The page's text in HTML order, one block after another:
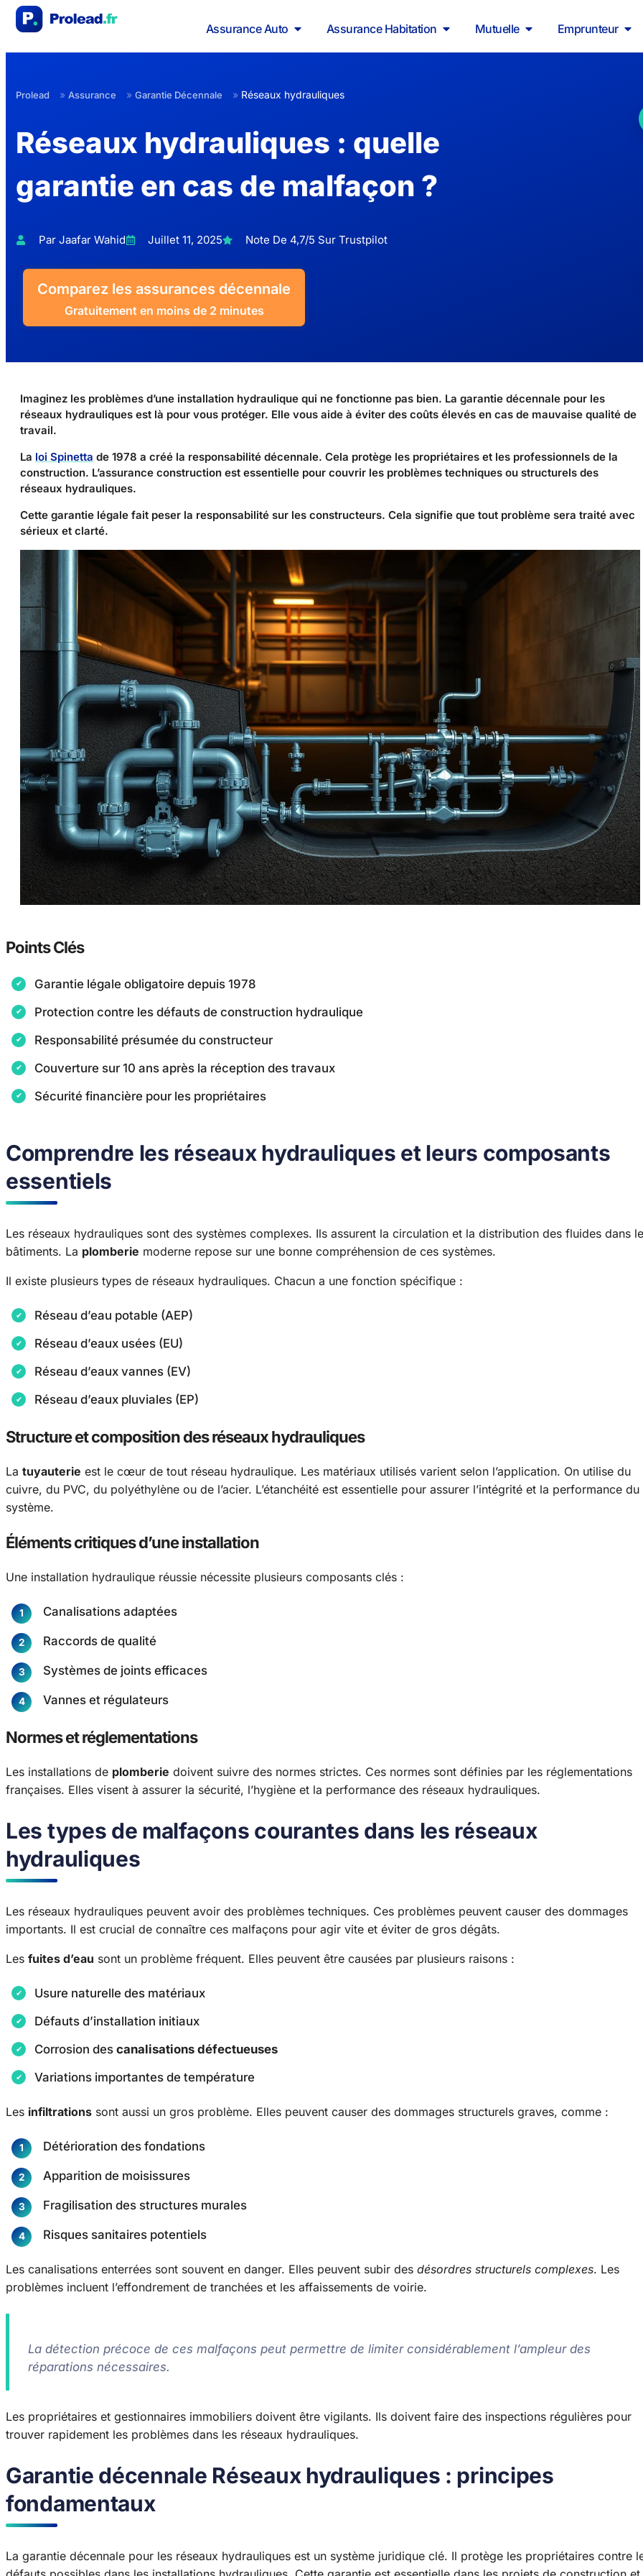
Assurance Auto Assurance Habitation Mutuelle Emprunteur
Prolead » Assurance » Garantie Décennale » Réseaux hydrauliques
Réseaux hydrauliques : quelle
garantie en cas de malfaçon ?
Par Jaafar Wahid Juillet 11, 2025 Note De 4,7/5 Sur Trustpilot
Comparez les assurances décennale
Gratuitement en moins de 2 minutes
Imaginez les problèmes d’une installation hydraulique qui ne fonctionne pas bien. La garantie décennale pour les
réseaux hydrauliques est là pour vous protéger. Elle vous aide à éviter des coûts élevés en cas de mauvaise qualité de
travail.
La loi Spinetta de 1978 a créé la responsabilité décennale. Cela protège les propriétaires et les professionnels de la
construction. L’assurance construction est essentielle pour couvrir les problèmes techniques ou structurels des
réseaux hydrauliques.
Cette garantie légale fait peser la responsabilité sur les constructeurs. Cela signifie que tout problème sera traité avec
sérieux et clarté.
Points Clés
Garantie légale obligatoire depuis 1978
Protection contre les défauts de construction hydraulique
Responsabilité présumée du constructeur
Couverture sur 10 ans après la réception des travaux
Sécurité financière pour les propriétaires
Comprendre les réseaux hydrauliques et leurs composants
essentiels
Les réseaux hydrauliques sont des systèmes complexes. Ils assurent la circulation et la distribution des fluides dans
bâtiments. La plomberie moderne repose sur une bonne compréhension de ces systèmes.
Il existe plusieurs types de réseaux hydrauliques. Chacun a une fonction spécifique :
Réseau d’eau potable (AEP)
Réseau d’eaux usées (EU)
Réseau d’eaux vannes (EV)
Réseau d’eaux pluviales (EP)
Structure et composition des réseaux hydrauliques
La tuyauterie est le cœur de tout réseau hydraulique. Les matériaux utilisés varient selon l’application. On utilise du
cuivre, du PVC, du polyéthylène ou de l’acier. L’étanchéité est essentielle pour assurer l’intégrité et la performance du
système.
Éléments critiques d’une installation
Une installation hydraulique réussie nécessite plusieurs composants clés :
Canalisations adaptées
Raccords de qualité
Systèmes de joints efficaces
Vannes et régulateurs
Normes et réglementations
Les installations de plomberie doivent suivre des normes strictes. Ces normes sont définies par les réglementations
françaises. Elles visent à assurer la sécurité, l’hygiène et la performance des réseaux hydrauliques.
Les types de malfaçons courantes dans les réseaux
hydrauliques
Les réseaux hydrauliques peuvent avoir des problèmes techniques. Ces problèmes peuvent causer des dommages
importants. Il est crucial de connaître ces malfaçons pour agir vite et éviter de gros dégâts.
Les fuites d’eau sont un problème fréquent. Elles peuvent être causées par plusieurs raisons :
Usure naturelle des matériaux
Défauts d’installation initiaux
Corrosion des canalisations défectueuses
Variations importantes de température
Les infiltrations sont aussi un gros problème. Elles peuvent causer des dommages structurels graves, comme :
Détérioration des fondations
Apparition de moisissures
Fragilisation des structures murales
Risques sanitaires potentiels
Les canalisations enterrées sont souvent en danger. Elles peuvent subir des désordres structurels complexes. Les
problèmes incluent l’effondrement de tranchées et les affaissements de voirie.
La détection précoce de ces malfaçons peut permettre de limiter considérablement l’ampleur des
réparations nécessaires.
Les propriétaires et gestionnaires immobiliers doivent être vigilants. Ils doivent faire des inspections régulières pour
trouver rapidement les problèmes dans les réseaux hydrauliques.
Garantie décennale Réseaux hydrauliques : principes
fondamentaux
La garantie décennale pour les réseaux hydrauliques est un système juridique clé. Il protège les propriétaires contre